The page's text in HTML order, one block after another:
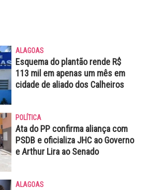
ALAGOAS
Esquema do plantão rende R$
113 mil em apenas um mês em
cidade de aliado dos Calheiros
POLÍTICA
Ata do PP confirma aliança com
PSDB e oficializa JHC ao Governo
e Arthur Lira ao Senado
ALAGOAS